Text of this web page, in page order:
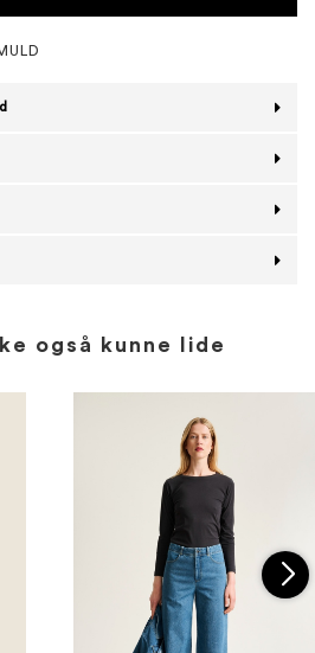
også kunne lide